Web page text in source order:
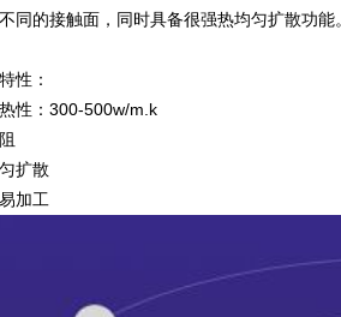
同的接触面，同时具备很强热均匀扩散功
性：
性：300-500w/m.k
扩散
加工